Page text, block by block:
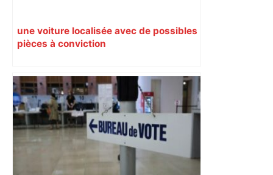
une voiture localisée avec de possibles
pièces à conviction